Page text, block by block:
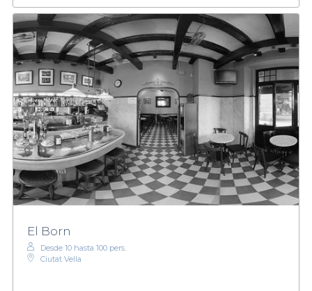
El Born
Desde 10 hasta 100 pers.
Ciutat Vella